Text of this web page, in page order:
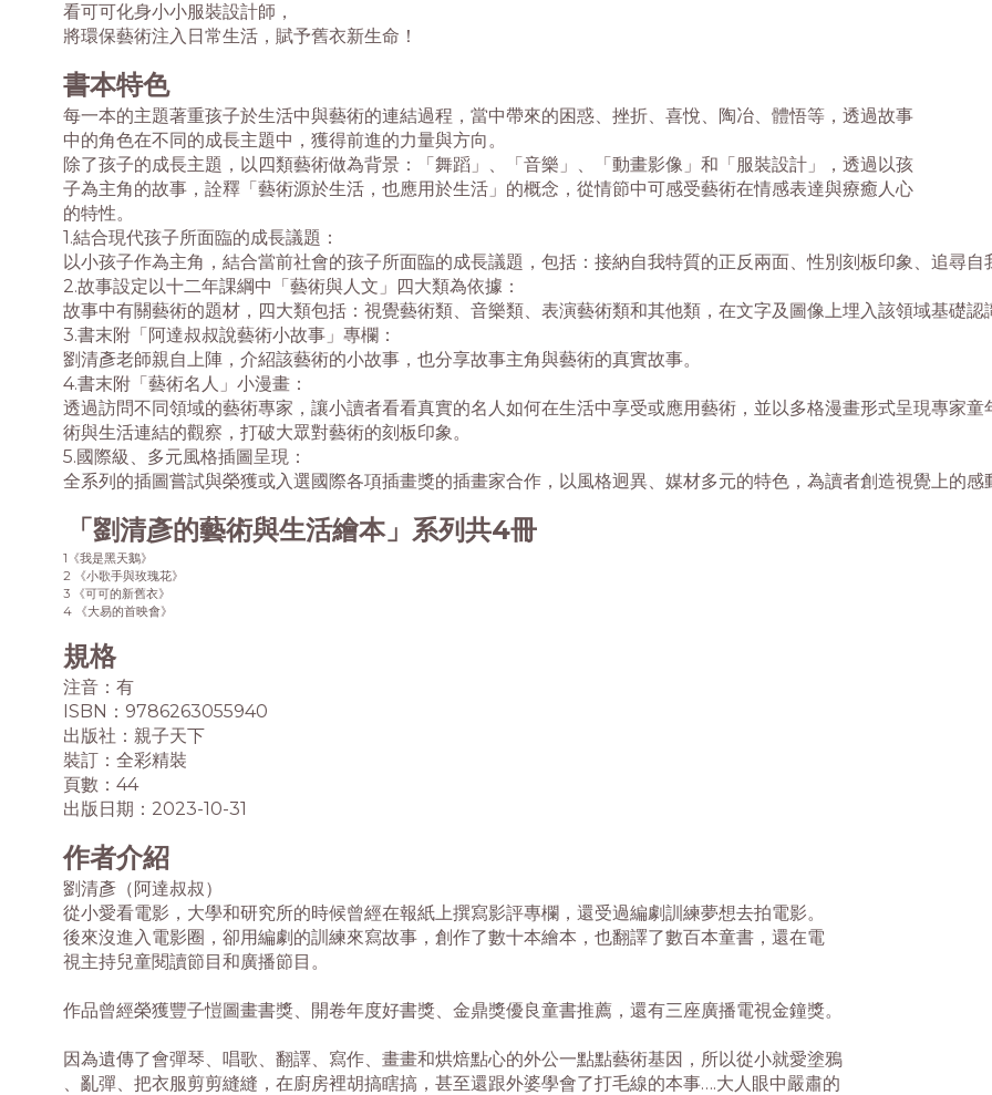
看可可化身小小服裝設計師，
將環保藝術注入日常生活，賦予舊衣新生命！
書本特色
每一本的主題著重孩子於生活中與藝術的連結過程，當中帶來的困惑、挫折、喜悅、陶冶、體悟等，透過故事
中的角色在不同的成長主題中，獲得前進的力量與方向。
除了孩子的成長主題，以四類藝術做為背景：「舞蹈」、「音樂」、「動畫影像」和「服裝設計」，透過以孩
子為主角的故事，詮釋「藝術源於生活，也應用於生活」的概念，從情節中可感受藝術在情感表達與療癒人心
的特性。
1.結合現代孩子所面臨的成長議題：
以小孩子作為主角，結合當前社會的孩子所面臨的成長議題，包括：接納自我特質的正反兩面、性別刻板印象、追尋自
2.故事設定以十二年課綱中「藝術與人文」四大類為依據：
故事中有關藝術的題材，四大類包括：視覺藝術類、音樂類、表演藝術類和其他類，在文字及圖像上埋入該領域基礎認
3.書末附「阿達叔叔說藝術小故事」專欄：
劉清彥老師親自上陣，介紹該藝術的小故事，也分享故事主角與藝術的真實故事。
4.書末附「藝術名人」小漫畫：
透過訪問不同領域的藝術專家，讓小讀者看看真實的名人如何在生活中享受或應用藝術，並以多格漫畫形式呈現專家童
術與生活連結的觀察，打破大眾對藝術的刻板印象。
5.國際級、多元風格插圖呈現：
全系列的插圖嘗試與榮獲或入選國際各項插畫獎的插畫家合作，以風格迥異、媒材多元的特色，為讀者創造視覺上的感
「劉清彥的藝術與生活繪本」系列共4冊
1《我是黑天鵝》
2 《小歌手與玫瑰花》
3 《可可的新舊衣》
4 《大易的首映會》
規格
注音：有
ISBN：9786263055940
出版社：親子天下
裝訂：全彩精裝
頁數：44
出版日期：2023-10-31
作者介紹
劉清彥（阿達叔叔）
從小愛看電影，大學和研究所的時候曾經在報紙上撰寫影評專欄，還受過編劇訓練夢想去拍電影。
後來沒進入電影圈，卻用編劇的訓練來寫故事，創作了數十本繪本，也翻譯了數百本童書，還在電
視主持兒童閱讀節目和廣播節目。
作品曾經榮獲豐子愷圖畫書獎、開卷年度好書獎、金鼎獎優良童書推薦，還有三座廣播電視金鐘獎。
因為遺傳了會彈琴、唱歌、翻譯、寫作、畫畫和烘焙點心的外公一點點藝術基因，所以從小就愛塗鴉
、亂彈、把衣服剪剪縫縫，在廚房裡胡搞瞎搞，甚至還跟外婆學會了打毛線的本事….大人眼中嚴肅的